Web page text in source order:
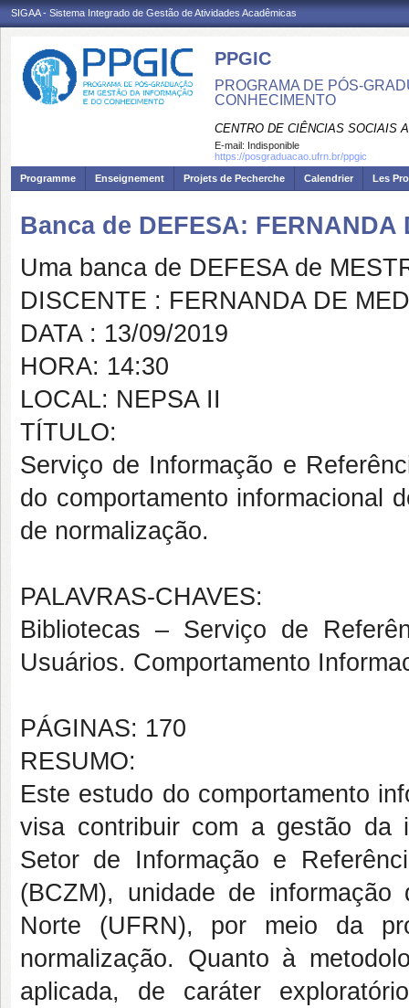
SIGAA - Sistema Integrado de Gestão de Atividades Acadêmicas
PPGIC
PROGRAMA DE PÓS-
CONHECIMENTO
CENTRO DE CIÊNCIAS SOCIAIS
E-mail: Indisponible
https://posgraduacao.ufrn.br/ppgic
Programme
Enseignement Projets de Pecherche Calendrier Les
Banca de DEFESA: FERNANDA
Uma banca de DEFESA de
DISCENTE : FERNANDA DE
DATA : 13/09/2019
HORA: 14:30
LOCAL: NEPSA II
TÍTULO:
Serviço de Informação e
do comportamento informacional
de normalização.
PALAVRAS-CHAVES:
Bibliotecas – Serviço de
Usuários. Comportamento
PÁGINAS: 170
RESUMO:
Este estudo do comportamento
visa contribuir com a gestão da
Setor de Informação e
(BCZM), unidade de
Norte (UFRN), por meio da
normalização. Quanto à
aplicada, de caráter